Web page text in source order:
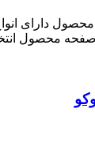
محصول دارای
محصول